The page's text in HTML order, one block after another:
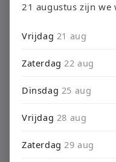
21 augustus zijn we
Vrijdag 21 aug
Zaterdag22 aug
Dinsdag 25 aug
Vrijdag 28 aug
Zaterdag29 aug